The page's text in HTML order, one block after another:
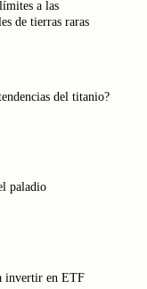
a las
de tierras raras
del titanio?
paladio
invertir en ETF